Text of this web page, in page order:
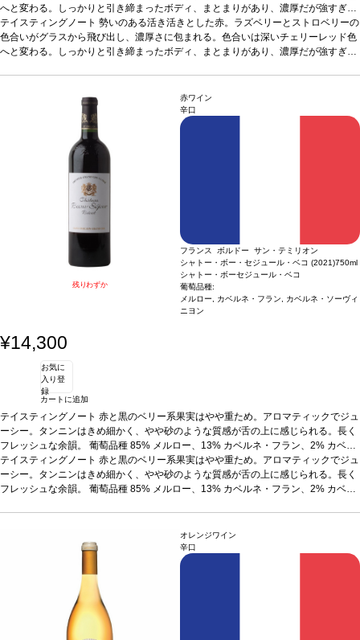
へと変わる。しっかりと引き締まったボディ、まとまりがあり、濃厚だが強すぎな
い。ミットパレットはコントロールされたテンションと高い精度を示し、オレンジ
の花の輝きと、蜂蜜というよりアーモンドに近いほのかな甘さが活気づく。フルー
ティー、花、ハーブ、スモーキーさの見事なバランスに、万華鏡のような複雑さが
テイスティングノート 勢いのある活き活きとした赤。ラズベリーとストロベリーの
色合いがグラスから飛び出し、濃厚さに包まれる。色合いは深いチェリーレッド色
へと変わる。しっかりと引き締まったボディ、まとまりがあり、濃厚だが強すぎな
ティー、花、ハーブ、スモーキーさの見事なバランスに、万華鏡のような複雑さが
印象的。探求し愉しむように誘われる。
葡萄品種
残りわずか
赤ワイン
辛口
フランス ボルドー サン・テミリオン
シャトー・ボー・セジュール・ベコ (2021)750ml
シャトー・ボーセジュール・ベコ
葡萄品種:
メルロー, カベルネ・フラン, カベルネ・ソーヴィ
ニヨン
¥14,300
お気に
入り登
録
カートに追加
テイスティングノート 赤と黒のベリー系果実はやや重ため。アロマティックでジュ
ーシー。タンニンはきめ細かく、やや砂のような質感が舌の上に感じられる。長く
フレッシュな余韻。 葡萄品種 85% メルロー、13% カベルネ・フラン、2% カベル
ネ・ソーヴィニヨン
テイスティングノート 赤と黒のベリー系果実はやや重ため。アロマティックでジュ
ーシー。タンニンはきめ細かく、やや砂のような質感が舌の上に感じられる。長く
フレッシュな余韻。 葡萄品種 85% メルロー、13% カベルネ・フラン、2% カベル
オレンジワイン
辛口